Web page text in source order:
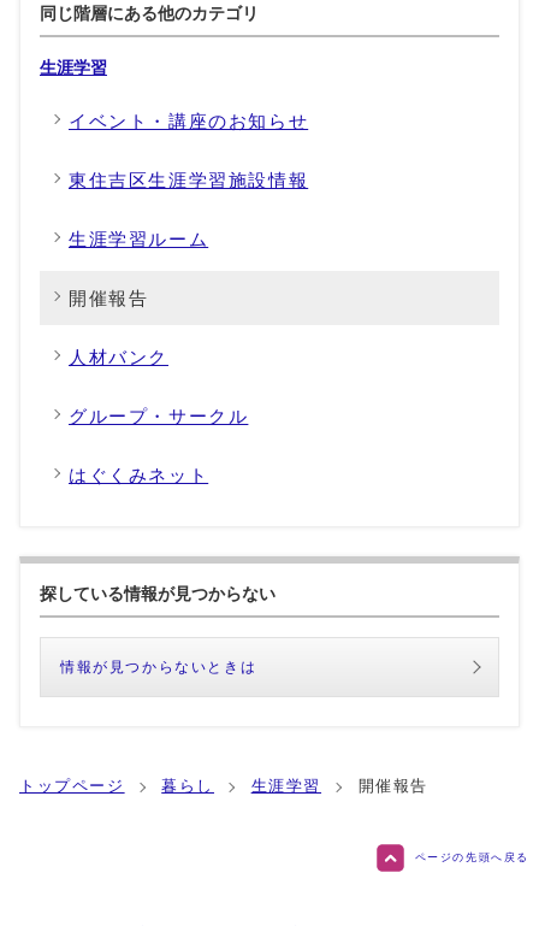
同じ階層にある他のカテゴリ
生涯学習
イベント・講座のお知らせ
東住吉区生涯学習施設情報
生涯学習ルーム
開催報告
人材バンク
グループ・サークル
はぐくみネット
探している情報が見つからない
情報が見つからないときは
トップページ 暮らし 生涯学習 開催報告
ページの先頭へ戻る